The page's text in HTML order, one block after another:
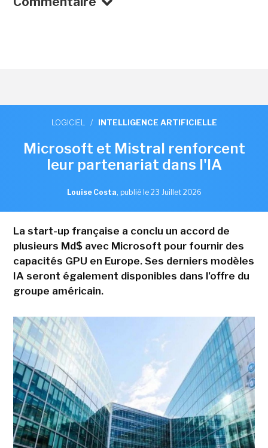
LOGICIEL / INTELLIGENCE ARTIFICIELLE
Microsoft et Mistral renforcent
leur partenariat dans l'IA
Louise Costa, publié le 23 Juillet 2026
La start-up française a conclu un accord de
plusieurs Md$ avec Microsoft pour fournir des
capacités GPU en Europe. Ses derniers modèles
IA seront également disponibles dans l'offre du
groupe américain.